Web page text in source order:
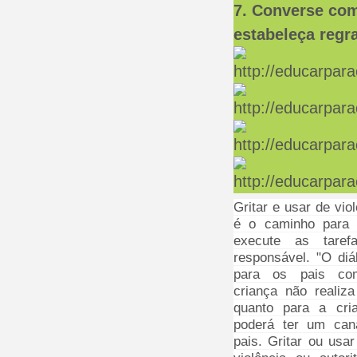
7. Converse
estabeleça
Gritar e usar de
é o caminho para
execute as
responsável. "O
para os pais
criança não
quanto para a
poderá ter um
pais. Gritar ou